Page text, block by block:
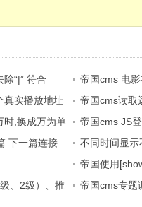
“|” 符合
帝国cms 电
法
真实播放地址
帝国cms读取
签 (includefile)
时,换成万为单
帝国cms JS
短消息数
下一篇连接
不同时间显
帝国使用
法
、2级）、推
帝国cms专题